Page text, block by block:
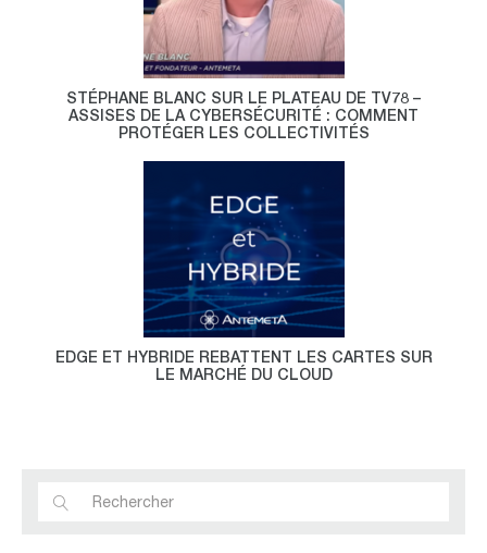
STÉPHANE BLANC SUR LE PLATEAU DE TV78 –
ASSISES DE LA CYBERSÉCURITÉ : COMMENT
PROTÉGER LES COLLECTIVITÉS
EDGE ET HYBRIDE REBATTENT LES CARTES SUR
LE MARCHÉ DU CLOUD